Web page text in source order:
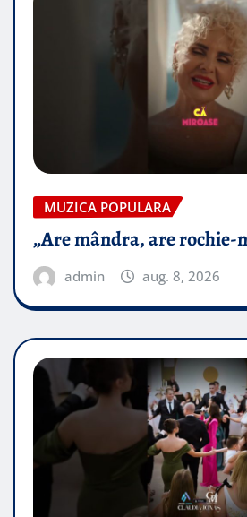
MUZICA POPULARA
„Are mândra, are rochie-
admin aug. 8, 2026